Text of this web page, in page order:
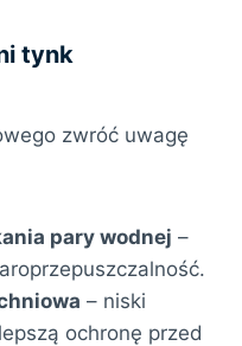
tynk
zwróć uwagę
pary wodnej –
– niski
ochronę przed